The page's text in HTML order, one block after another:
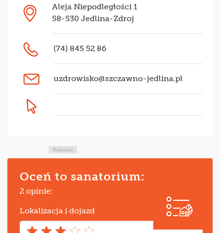
Aleja Niepodległości 1
58-530 Jedlina-Zdroj
(74) 845 52 86
uzdrowisko@szczawno-jedlina.pl
Reklama
Oceń to sanatorium:
2 opinie:
Lokalizacja i dojazd